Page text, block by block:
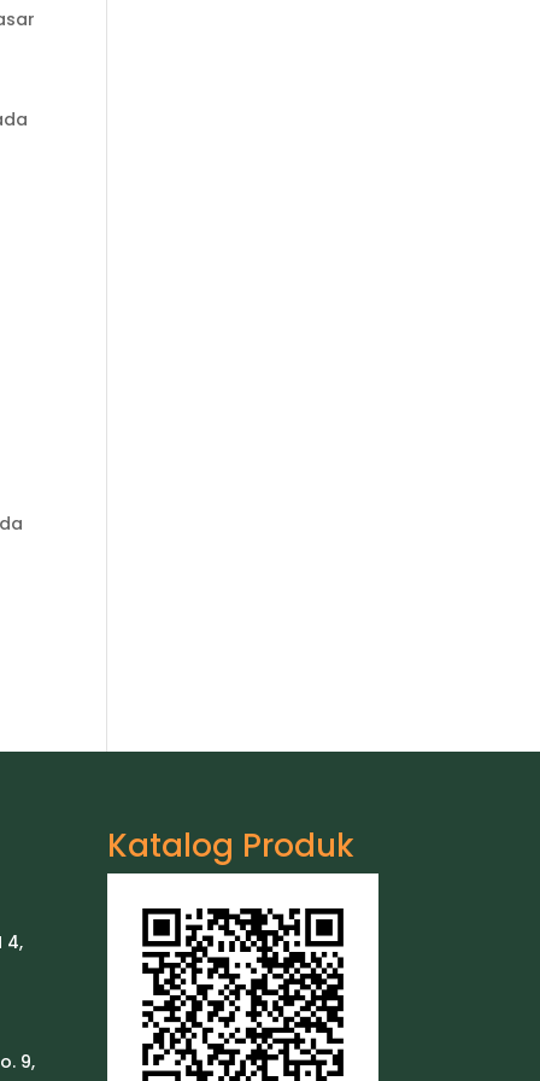
4,
9,
Katalog Produk